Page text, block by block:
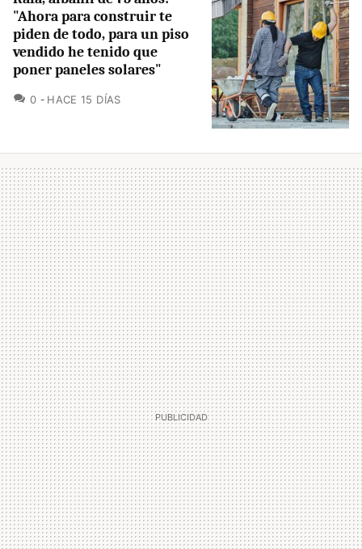
"Ahora para construir te
piden de todo, para un piso
vendido he tenido que
poner paneles solares"
0 COMENTARIOS
HACE 15 DÍAS